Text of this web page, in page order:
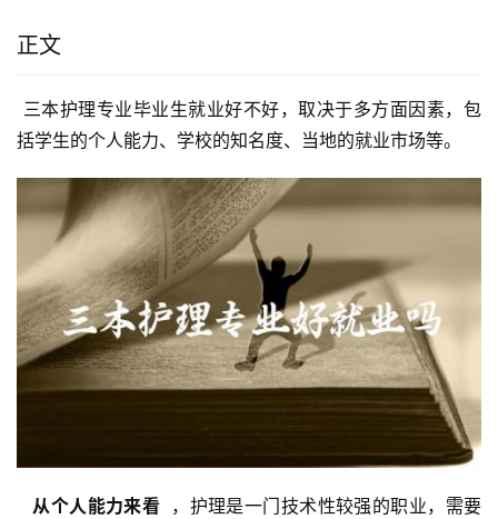
正文
括学生的个人能力、学校的知名度、当地的就业市场等。
  从个人能力来看
，护理是一门技术性较强的职业，需要